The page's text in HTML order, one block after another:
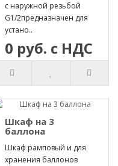
с наружной резьбой
G1/2предназначен для
устано..
0 руб. с НДС
Шкаф на 3
баллона
Шкаф рамповый и для
хранения баллонов